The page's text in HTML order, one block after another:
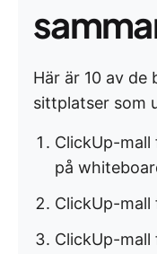
Här är 10 av de
sittplatser som
ClickUp-
på
ClickUp-mall
ClickUp-mall